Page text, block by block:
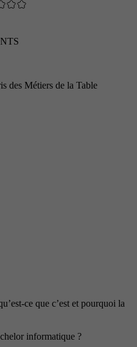
des Métiers de la Table
ce que c’est et pourquoi la
informatique ?